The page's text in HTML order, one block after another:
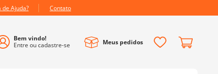
de Ajuda? Contato
Meus pedidos